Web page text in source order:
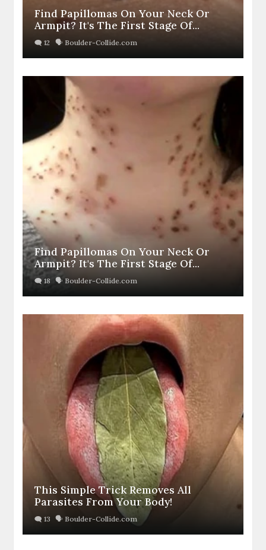
Find Papillomas On Your Neck Or
Armpit? It's The First Stage Of...
Find Papillomas On Your Neck Or
Armpit? It's The First Stage Of...
This Simple Trick Removes All
Parasites From Your Body!